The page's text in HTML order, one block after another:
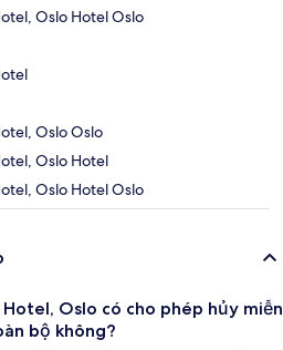
Oslo Hotel Oslo
Oslo Oslo
Oslo Hotel
Oslo Hotel Oslo
Hotel, Oslo có cho phép hủy miễn
bộ không?